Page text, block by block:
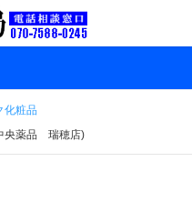
化粧品
央薬品 瑞穂店)